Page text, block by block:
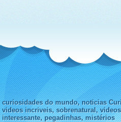
curiosidades do mundo, noticias
videos incriveis, sobrenatural,
interessante, pegadinhas, mistérios